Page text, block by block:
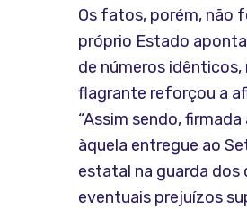
Os fatos, porém, não
próprio Estado
de números
flagrante reforçou a
“Assim sendo,
àquela entregue ao
estatal na guarda dos
eventuais prejuízos